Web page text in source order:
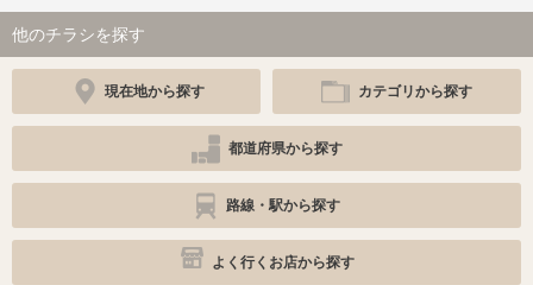
他のチラシを探す
現在地から探す カテゴリから探す
都道府県から探す
路線・駅から探す
よく行くお店から探す